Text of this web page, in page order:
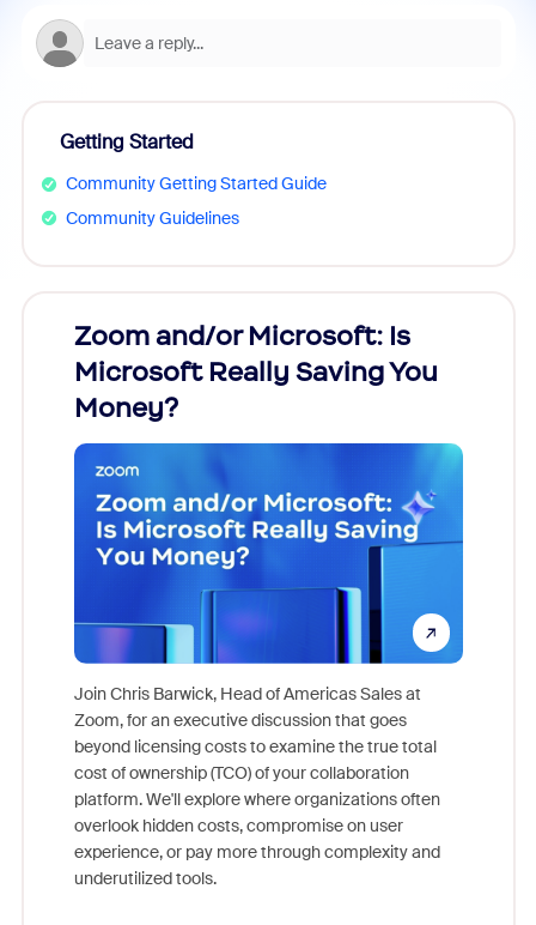
Getting Started
Community Getting Started Guide
Community Guidelines
Zoom and/or Microsoft: Is
Microsoft Really Saving You
Money?
Join Chris Barwick, Head of Americas Sales at
Zoom, for an executive discussion that goes
beyond licensing costs to examine the true total
cost of ownership (TCO) of your collaboration
platform. We'll explore where organizations often
overlook hidden costs, compromise on user
experience, or pay more through complexity and
underutilized tools.